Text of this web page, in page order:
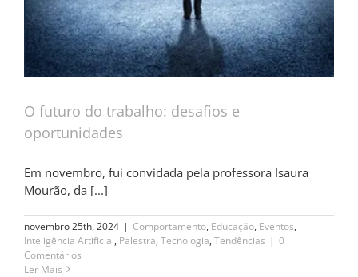
O futuro do trabalho: desafios e
oportunidades
Em novembro, fui convidada pela professora Isaura
Mourão, da [...]
novembro 25th, 2024 | Comportamento, Educação, Eventos,
Inteligência Artificial, Palestra, Tecnologia, Tendências | 0
Comentários
Ler Mais